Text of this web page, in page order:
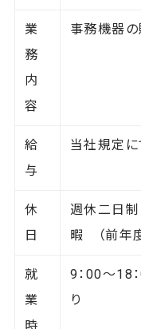
業
務
内
容
事務機器
給
与
当社規定に
休
日
週休二日
暇 （前年
就
業
時
9：00～18
り